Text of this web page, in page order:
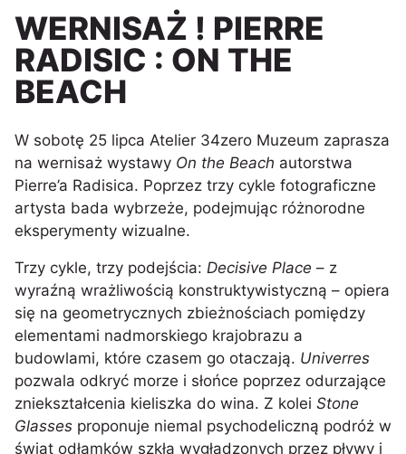
WERNISAŻ ! PIERRE
RADISIC : ON THE
BEACH
W sobotę 25 lipca Atelier 34zero Muzeum zaprasza
na wernisaż wystawy On the Beach autorstwa
Pierre’a Radisica. Poprzez trzy cykle fotograficzne
artysta bada wybrzeże, podejmując różnorodne
eksperymenty wizualne.
Trzy cykle, trzy podejścia: Decisive Place – z
wyraźną wrażliwością konstruktywistyczną – opiera
się na geometrycznych zbieżnościach pomiędzy
elementami nadmorskiego krajobrazu a
budowlami, które czasem go otaczają. Univerres
pozwala odkryć morze i słońce poprzez odurzające
zniekształcenia kieliszka do wina. Z kolei Stone
Glasses proponuje niemal psychodeliczną podróż w
świat odłamków szkła wygładzonych przez pływy i